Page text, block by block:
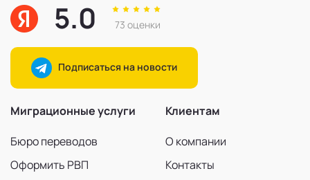
5.0 73 оценки
Подписаться на новости
Миграционные услуги
Бюро переводов
Оформить РВП
Клиентам
О компании
Контакты